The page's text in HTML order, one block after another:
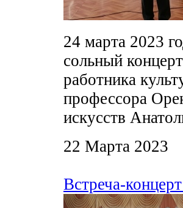
24 марта 2023
сольный
работника
профессора
искусств
22 Марта 2023
Встреча-